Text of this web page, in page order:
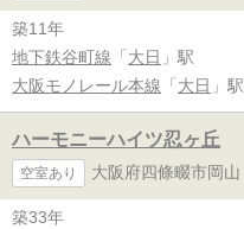
築11年
地下鉄谷町線 「 大日 」駅
大阪モノレール本線 「 大日 」駅
ハーモニーハイツ忍ヶ丘
空室あり 大阪府四條畷市岡山
築33年